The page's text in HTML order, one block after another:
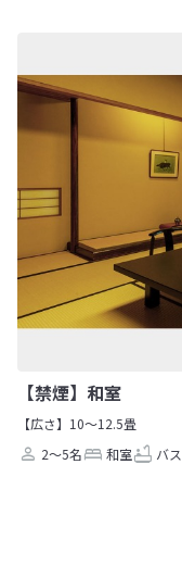
【禁煙】和室
【広さ】10～12.5畳
2～5名
和室 バス